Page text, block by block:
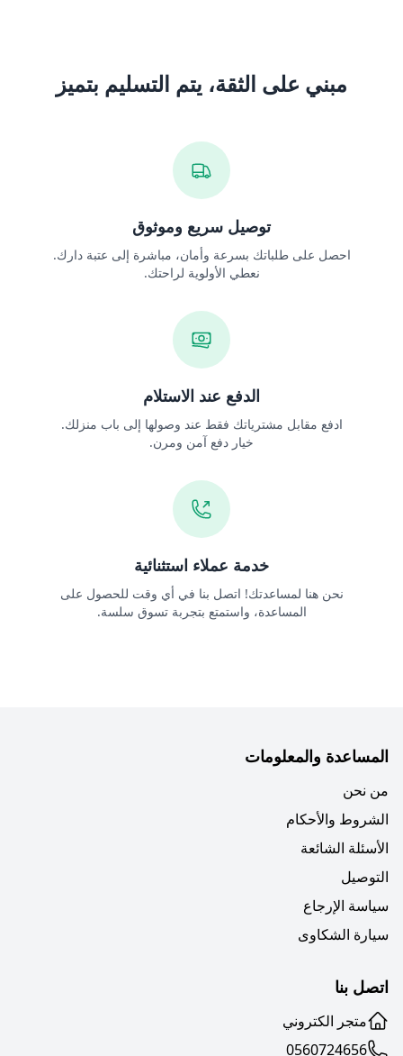
مبني على الثقة، يتم التسليم بتميز
توصيل سريع وموثوق
احصل على طلباتك بسرعة وأمان، مباشرة إلى عتبة دارك.
نعطي الأولوية لراحتك.
الدفع عند الاستلام
ادفع مقابل مشترياتك فقط عند وصولها إلى باب منزلك.
خيار دفع آمن ومرن.
خدمة عملاء استثنائية
نحن هنا لمساعدتك! اتصل بنا في أي وقت للحصول على
المساعدة، واستمتع بتجربة تسوق سلسة.
المساعدة والمعلومات
من نحن
الشروط والأحكام
الأسئلة الشائعة
التوصيل
سياسة الإرجاع
سيارة الشكاوى
اتصل بنا
متجر الكتروني
0560724656